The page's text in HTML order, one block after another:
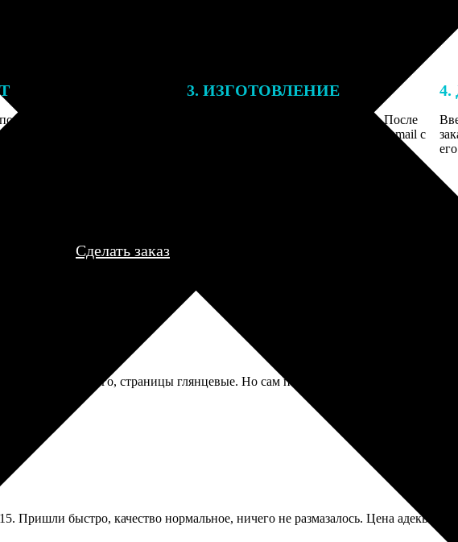
заказа к печати
могут связаться с Вами
телефону или email для
деталей.
3. ИЗГОТОВЛЕНИЕ
Оплатите заказ банковской картой. После
оплаты получите подтверждение на email с
описанием заказа. Когда отправим заказ
Сделать заказ
солидно и дорого, страницы глянцевые. Но сам переплет пахнет немного резко,
Пришли быстро, качество нормальное, ничего не размазалось. Цена